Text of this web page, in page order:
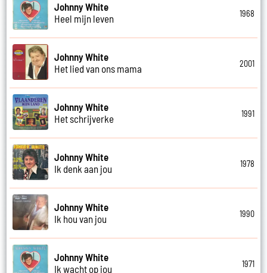
Johnny White
Heel mijn leven
1968
Johnny White
Het lied van ons mama
2001
Johnny White
Het schrijverke
1991
Johnny White
Ik denk aan jou
1978
Johnny White
Ik hou van jou
1990
Johnny White
Ik wacht op jou
1971